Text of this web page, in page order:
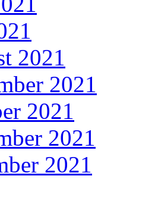
2021
2021
2021
2021
2021